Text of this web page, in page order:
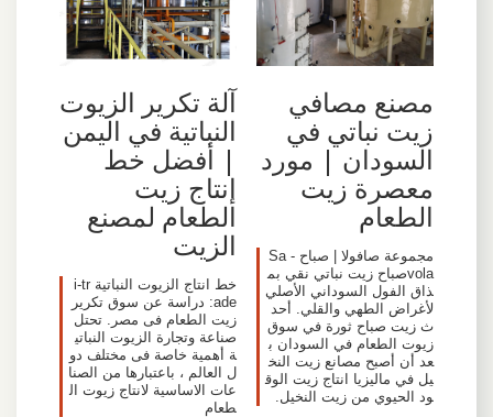
مصنع مصافي
زيت نباتي في
السودان | مورد
معصرة زيت
الطعام
مجموعة صافولا | صباح - Sa
volaصباح زيت نباتي نقي بم
ذاق الفول السوداني الأصلي
لأغراض الطهي والقلي. أحد
ث زيت صباح ثورة في سوق
زيوت الطعام في السودان ب
عد أن أصبح مصانع زيت النخ
يل في ماليزيا انتاج زيت الوق
ود الحيوي من زيت النخيل.
آلة تكرير الزيوت
النباتية في اليمن
| أفضل خط
إنتاج زيت
الطعام لمصنع
الزيت
خط انتاج الزيوت النباتية i-tr
ade: دراسة عن سوق تكرير
زيت الطعام فى مصر. تحتل
صناعة وتجارة الزيوت النباتي
ة أهمية خاصة فى مختلف دو
ل العالم ، باعتبارها من الصنا
عات الاساسية لانتاج زيوت ال
طعام